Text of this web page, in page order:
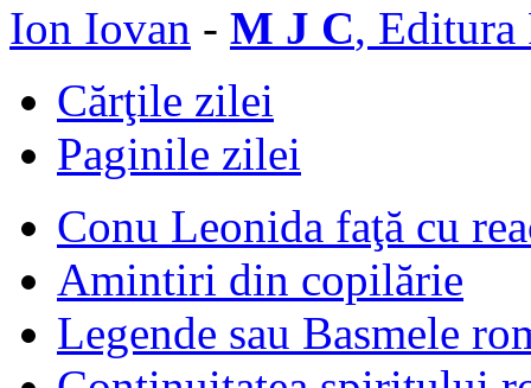
Ion Iovan - M J C, Editura
Cărţile zilei
Paginile zilei
Conu Leonida faţă cu
Amintiri din copilărie
Legende sau Basmele